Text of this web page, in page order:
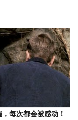
每次都会被感动！